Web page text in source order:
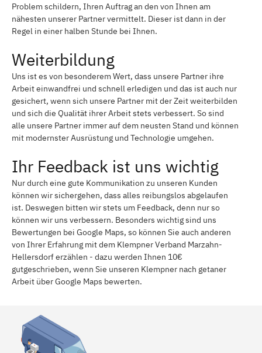
Problem schildern, Ihren Auftrag an den von Ihnen am
nähesten unserer Partner vermittelt. Dieser ist dann in der
Regel in einer halben Stunde bei Ihnen.
Weiterbildung
Uns ist es von besonderem Wert, dass unsere Partner ihre
Arbeit einwandfrei und schnell erledigen und das ist auch nur
gesichert, wenn sich unsere Partner mit der Zeit weiterbilden
und sich die Qualität ihrer Arbeit stets verbessert. So sind
alle unsere Partner immer auf dem neusten Stand und können
mit modernster Ausrüstung und Technologie umgehen.
Ihr Feedback ist uns wichtig
Nur durch eine gute Kommunikation zu unseren Kunden
können wir sichergehen, dass alles reibungslos abgelaufen
ist. Deswegen bitten wir stets um Feedback, denn nur so
können wir uns verbessern. Besonders wichtig sind uns
Bewertungen bei Google Maps, so können Sie auch anderen
von Ihrer Erfahrung mit dem Klempner Verband Marzahn-
Hellersdorf erzählen - dazu werden Ihnen 10€
gutgeschrieben, wenn Sie unseren Klempner nach getaner
Arbeit über Google Maps bewerten.